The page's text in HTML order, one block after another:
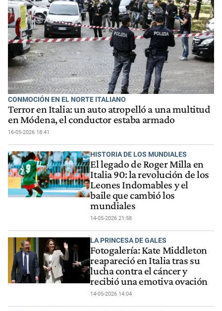
CONMOCIÓN EN EL NORTE ITALIANO
Terror en Italia: un auto atropelló a una multitud
en Módena, el conductor estaba armado
16-05-2026 18:41
HISTORIA DE LOS MUNDIALES
El legado de Roger Milla en
Italia 90: la revolución de los
Leones Indomables y el
baile que cambió los
mundiales
14-05-2026 21:58
LA PRINCESA DE GALES
Fotogalería: Kate Middleton
reapareció en Italia tras su
lucha contra el cáncer y
recibió una emotiva ovación
14-05-2026 14:04